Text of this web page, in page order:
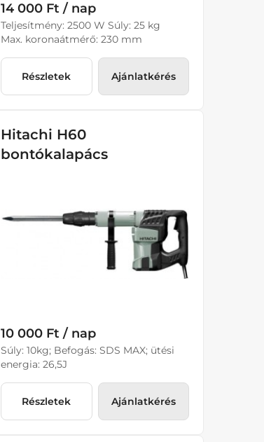
14 000 Ft / nap
Teljesítmény: 2500 W Súly: 25 kg
Max. koronaátmérő: 230 mm
Részletek Ajánlatkérés
Hitachi H60
bontókalapács
10 000 Ft / nap
Súly: 10kg; Befogás: SDS MAX; ütési
energia: 26,5J
Részletek Ajánlatkérés